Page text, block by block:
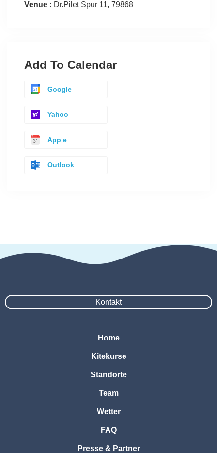
Venue : Dr.Pilet Spur 11, 79868
Add To Calendar
Google
Yahoo
Apple
Outlook
Kontakt
Home
Kitekurse
Standorte
Team
Wetter
FAQ
Presse & Partner